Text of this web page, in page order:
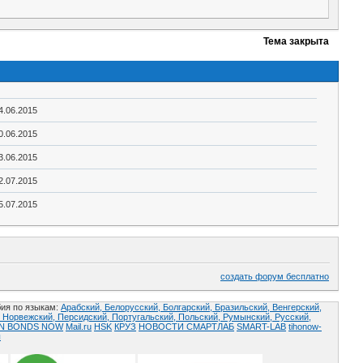
Тема закрыта
создать форум бесплатно
по языкам: Арабский, Белорусский, Болгарский, Бразильский, Венгерский,
Норвежский, Персидский, Португальский, Польский, Румынский, Русский,
BONDS NOW Mail.ru HSK КРУЗ НОВОСТИ СМАРТЛАБ SMART-LAB tihonow-